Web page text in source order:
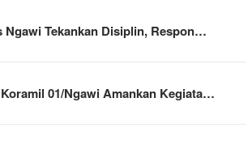
Ngawi Tekankan Disiplin, Respon…
01/Ngawi Amankan Kegiata…